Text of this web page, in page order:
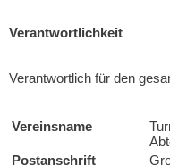
Verantwortlichkeit
Verantwortlich für den
Vereinsname
Postanschrift